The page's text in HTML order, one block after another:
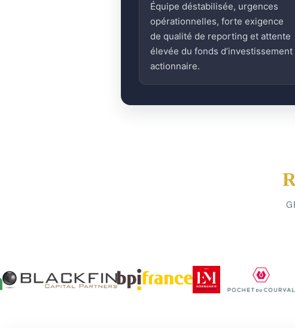
Équipe déstabilisée, urgences
opérationnelles, forte exigence
de qualité de reporting et attente
élevée du fonds d’investissement
actionnaire.